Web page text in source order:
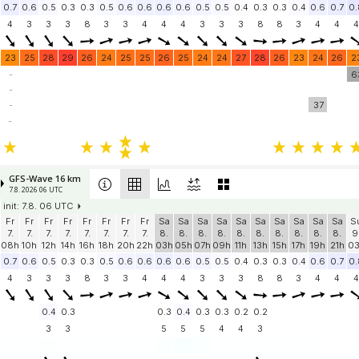
0.7 0.6 0.5 0.3 0.3 0.5 0.6 0.6 0.6 0.6 0.5 0.5 0.4 0.3 0.3 0.4 0.6 0.7
4
3 3 3 8 3 3 4 4 4 3 3 3 8 8 3 4 4 4
23 25 28 29 26 24 25 25 26 25 24 24 27 28 26 23 24 26
-
-
-
37
-
GFS-Wave 16 km
7.8. 2026 06 UTC
init: 7.8. 06 UTC
Fr
7.
08h
Fr
7.
10h
Fr
7.
12h
Fr
7.
14h
Fr
7.
16h
Fr
7.
18h
Fr
7.
20h
Fr
7.
22h
Sa
8.
03h
Sa
8.
05h
Sa
8.
07h
Sa
8.
09h
Sa
8.
11h
Sa
8.
13h
Sa
8.
15h
Sa
8.
17h
Sa
8.
19h
Sa
8.
21h
0.7 0.6 0.5 0.3 0.3 0.5 0.6 0.6 0.6 0.6 0.5 0.5 0.4 0.3 0.3 0.4 0.6 0.7
4
3 3 3 8 3 3 4 4 4 3 3 3 8 8 3 4 4 4
0.4 0.3 0.3 0.4 0.3 0.3 0.2 0.2
3
3 5 5 5 4 4 3